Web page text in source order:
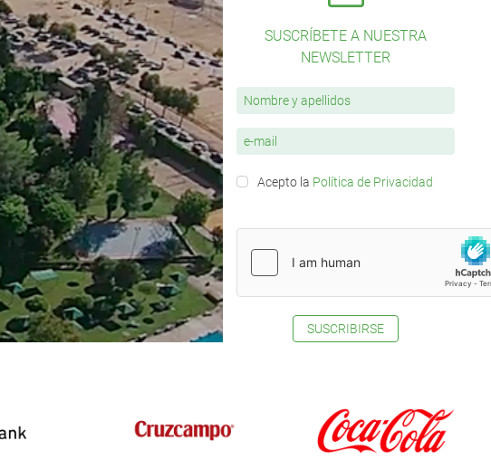
SUSCRÍBETE A NUESTRA
NEWSLETTER
Acepto la Política de Privacidad
SUSCRIBIRSE